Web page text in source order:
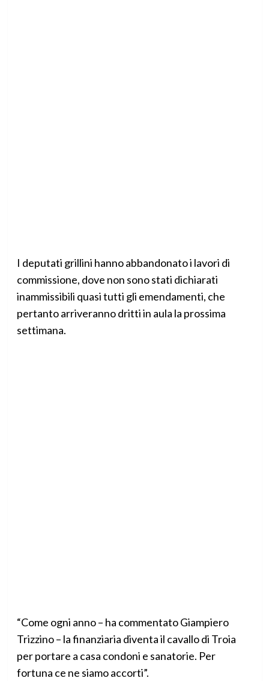
I deputati grillini hanno abbandonato i lavori di
commissione, dove non sono stati dichiarati
inammissibili quasi tutti gli emendamenti, che
pertanto arriveranno dritti in aula la prossima
settimana.
“Come ogni anno – ha commentato Giampiero
Trizzino – la finanziaria diventa il cavallo di Troia
per portare a casa condoni e sanatorie. Per
fortuna ce ne siamo accorti”.